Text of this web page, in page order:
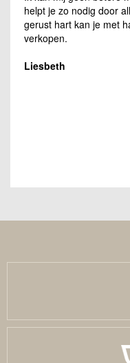
helpt je zo nodig door
gerust hart kan je met
verkopen.
Liesbeth